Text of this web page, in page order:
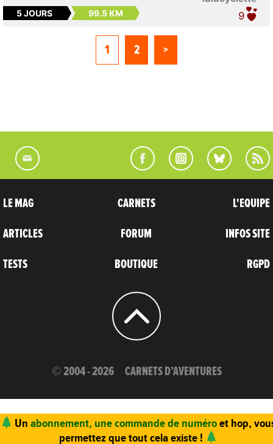
5 JOURS 99.5 KM 9
1 2 >
LE MAG
ARTICLES
TESTS
CARNETS
FORUM
BOUTIQUE
L'EQUIPE
INFOS SITE
RGPD
© 2004 - 2026 CARNETS D’AVENTURES
Un abonnement, une commande de numéroet hop,
permettez que tout cela existe !